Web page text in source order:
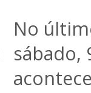
No
sábado,